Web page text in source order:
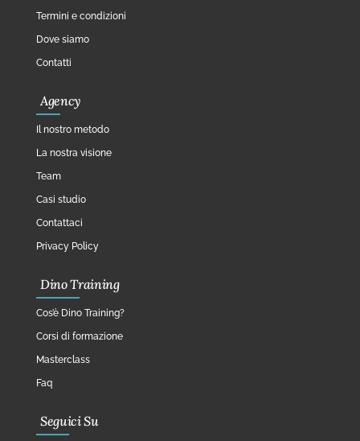
Termini e condizioni
Dove siamo
Contatti
Agency
Il nostro metodo
La nostra visione
Team
Casi studio
Contattaci
Privacy Policy
Dino Training
Cos’è Dino Training?
Corsi di formazione
Masterclass
Faq
Seguici Su